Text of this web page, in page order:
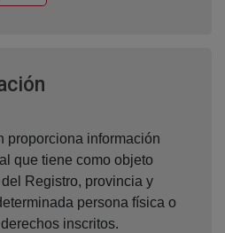
proporciona información
que tiene como objeto
Registro, provincia y
persona física o
inscritos.